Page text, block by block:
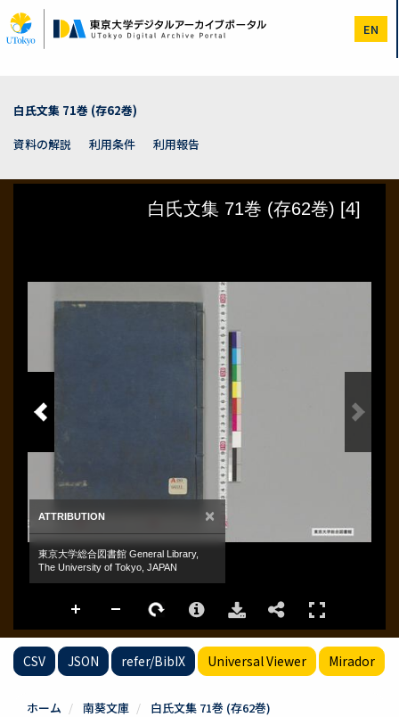
イ
ン
EN
白氏文集 71巻 (存62巻)
資料の解説
利用条件 利用報告
CSV JSON refer/BibIX Universal Viewer Mirador
ホーム 南葵文庫 白氏文集 71巻 (存62巻)